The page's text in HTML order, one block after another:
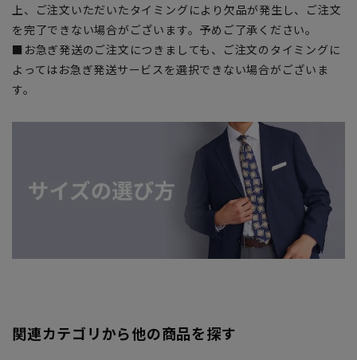
上、ご注文いただいたタイミングにより欠品が発生し、ご注文
を完了できない場合がございます。予めご了承ください。
■お急ぎ発送のご注文につきましても、ご注文のタイミングに
よってはお急ぎ発送サービスを選択できない場合がございま
す。
関連カテゴリから他の商品を探す